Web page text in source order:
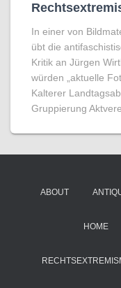
In einer von
übt die
Kritik an Jürgen
würden „aktuelle
Kalterer
Gruppierung
ABOUT
HOME